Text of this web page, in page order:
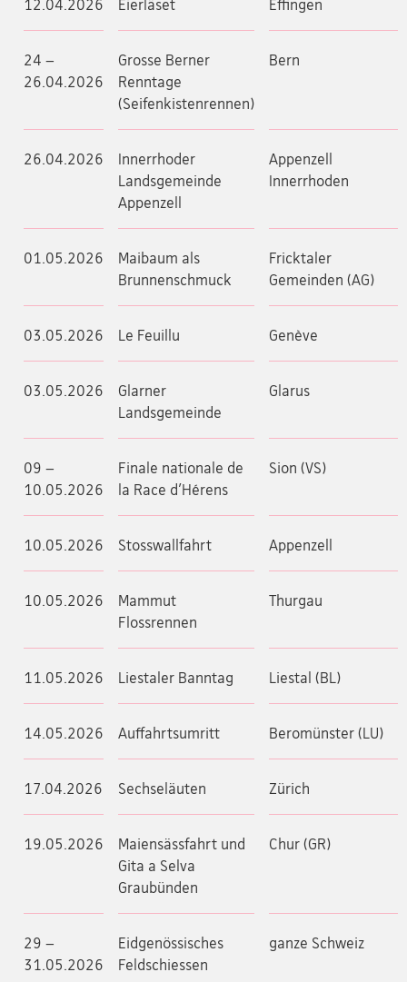
12.04.2026 Eierläset Effingen
24 –
26.04.2026
Grosse Berner
Renntage
(Seifenkistenrennen)
Bern
26.04.2026
Innerrhoder
Landsgemeinde
Appenzell
Appenzell
Innerrhoden
01.05.2026
Maibaum als
Brunnenschmuck
Fricktaler
Gemeinden (AG)
03.05.2026 Le Feuillu Genève
03.05.2026
Glarner
Landsgemeinde
Glarus
09 –
10.05.2026
Finale nationale de
la Race d'Hérens
Sion (VS)
10.05.2026 Stosswallfahrt Appenzell
10.05.2026
Mammut
Flossrennen
Thurgau
11.05.2026 Liestaler Banntag Liestal (BL)
14.05.2026 Auffahrtsumritt Beromünster (LU)
17.04.2026 Sechseläuten Zürich
19.05.2026
Maiensässfahrt und
Gita a Selva
Graubünden
Chur (GR)
29 –
31.05.2026
Eidgenössisches
Feldschiessen
ganze Schweiz